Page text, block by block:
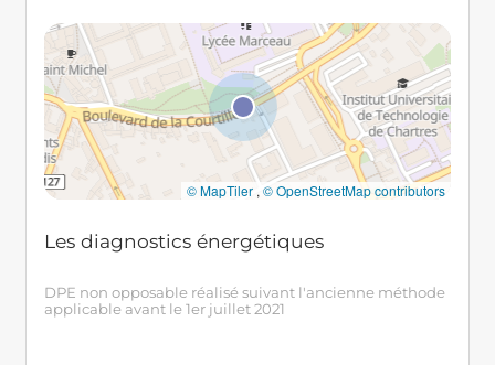
© MapTiler ,© OpenStreetMap contributors
Les diagnostics énergétiques
DPE non opposable réalisé suivant l'ancienne méthode
applicable avant le 1er juillet 2021